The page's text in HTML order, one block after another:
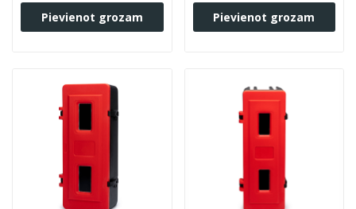
Pievienot grozam Pievienot grozam